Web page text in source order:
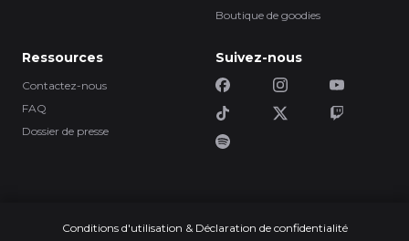
Boutique de goodies
Ressources
Contactez-nous
FAQ
Dossier de presse
Suivez-nous
Conditions d'utilisation & Déclaration de confidentialité